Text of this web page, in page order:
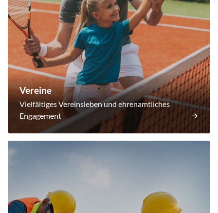
Vereine
Vielfältiges Vereinsleben und ehrenamtliches
Engagement